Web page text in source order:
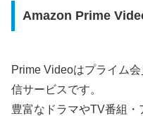
Amazon Prime
Prime Videoはプライム
信サービスです。
豊富なドラマやTV番組